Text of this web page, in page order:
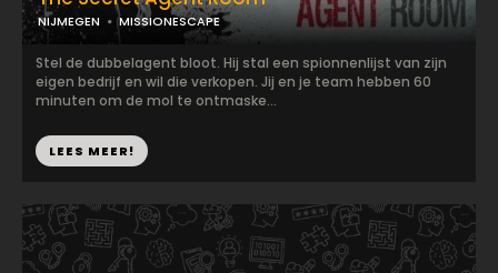
NIJMEGEN MISSIONESCAPE
Stel de dubbelagent bloot. Hij stal een spionnenlijst van zijn
eigen bedrijf en wil die verkopen. Jij en je team hebben 60
minuten om de mol te ontmaske...
LEES MEER!